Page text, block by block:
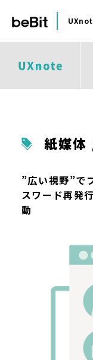
紙媒体
”広い視野”で
スワード再発
動